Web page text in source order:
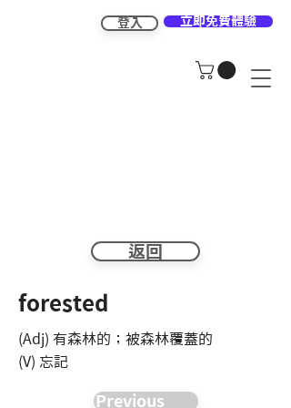
登入 立即免費體驗
返回
forested
(Adj) 有森林的；被森林覆蓋的
(V) 忘記
Previous